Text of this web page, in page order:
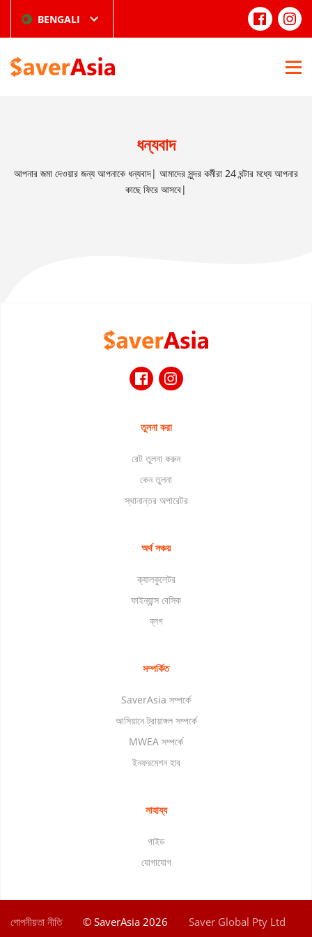
BENGALI
ধন্যবাদ
আপনার জমা দেওয়ার জন্য আপনাকে ধন্যবাদ| আমাদের সুন্দর কর্মীরা 24 ঘন্টার মধ্যে আপনার
কাছে ফিরে আসবে|
তুলনা করা
রেট তুলনা করুন
কেন তুলনা
স্থানান্তর অপারেটর
অর্থ সঞ্চয়
ক্যালকুলেটর
ফাইন্যান্স বেসিক
ব্লগ
সম্পর্কিত
SaverAsia সম্পর্কে
আসিয়ানে ট্রায়াঙ্গল সম্পর্কে
MWEA সম্পর্কে
ইনফরমেশন হাব
সাহায্য
গাইড
যোগাযোগ
গোপনীয়তা নীতি © SaverAsia 2026 Saver Global Pty Ltd